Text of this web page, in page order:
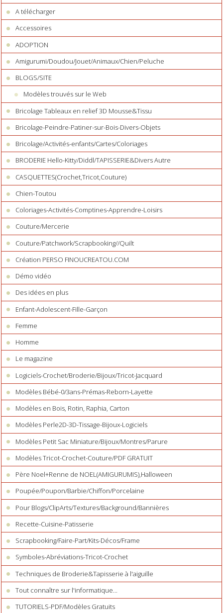
A télécharger
Accessoires
ADOPTION
Amigurumi/Doudou/Jouet/Animaux/Chien/Peluche
BLOGS/SITE
Modèles trouvés sur le Web
Bricolage Tableaux en relief 3D Mousse&Tissu
Bricolage-Peindre-Patiner-sur-Bois-Divers-Objets
Bricolage/Activités-enfants/Cartes/Coloriages
BRODERIE Hello-Kitty/Diddl/TAPISSERIE&Divers Autre
CASQUETTES(Crochet,Tricot,Couture)
Chien-Toutou
Coloriages-Activités-Comptines-Apprendre-Loisirs
Couture/Mercerie
Couture/Patchwork/Scrapbooking//Quilt
Création PERSO FINOUCREATOU.COM
Démo vidéo
Des idées en plus
Enfant-Adolescent-Fille-Garçon
Femme
Homme
Le magazine
Logiciels-Crochet/Broderie/Bijoux/Tricot-Jacquard
Modèles Bébé-0/3ans-Prémas-Reborn-Layette
Modèles en Bois, Rotin, Raphia, Carton
Modèles Perle2D-3D-Tissage-Bijoux-Logiciels
Modèles Petit Sac Miniature/Bijoux/Montres/Parure
Modèles Tricot-Crochet-Couture/PDF GRATUIT
Père Noel+Renne de NOEL(AMIGURUMIS),Halloween
Poupée/Poupon/Barbie/Chiffon/Porcelaine
Pour Blogs/ClipArts/Textures/Background/Bannières
Recette-Cuisine-Patisserie
Scrapbooking/Faire-Part/Kits-Décos/Frame
Symboles-Abréviations-Tricot-Crochet
Techniques de Broderie&Tapisserie à l'aiguille
Tout connaître sur l'informatique...
TUTORIELS-PDF/Modèles Gratuits